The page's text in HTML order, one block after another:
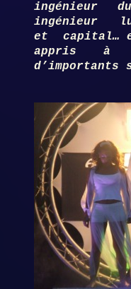
ingénieur
ingénieur
et capital…
appris à
d’importants